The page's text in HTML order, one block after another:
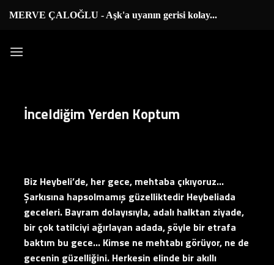
atlaMERVE ÇALOĞLU - Aşk'a uyanın gerisi kolay...
İnceldiğim Yerden Koptum
Biz Heybeli’de, her gece, mehtaba çıkıyoruz…
Şarkısına hapsolmamış güzelliktedir Heybeliada
geceleri. Bayram dolayısıyla, adalı halktan ziyade,
bir çok tatilciyi ağırlayan adada, şöyle bir etrafa
baktım bu gece… Kimse ne mehtabı görüyor, ne de
gecenin güzelliğini. Herkesin elinde bir akıllı